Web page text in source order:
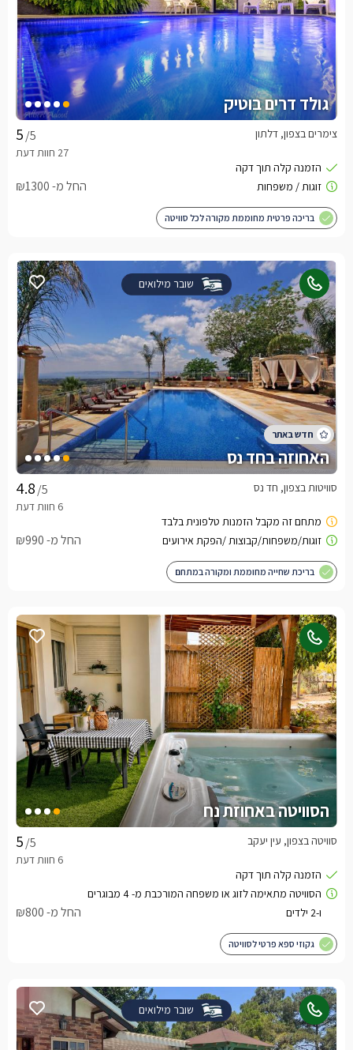
גולד דרים בוטיק
/5 צימרים בצפון, דלתון
החל מ- ₪1300
בריכה פרטית מחוממת מקורה לכל סוויטה
שובר מילואים
האחוזה בחד נס
/5 סוויטות בצפון, חד נס
החל מ- ₪990
בריכת שחייה מחוממת ומקורה במתחם
הסוויטה באחוזת נח
/5 סוויטה בצפון, עין יעקב
החל מ- ₪800
גקוזי ספא פרטי לסוויטה
שובר מילואים